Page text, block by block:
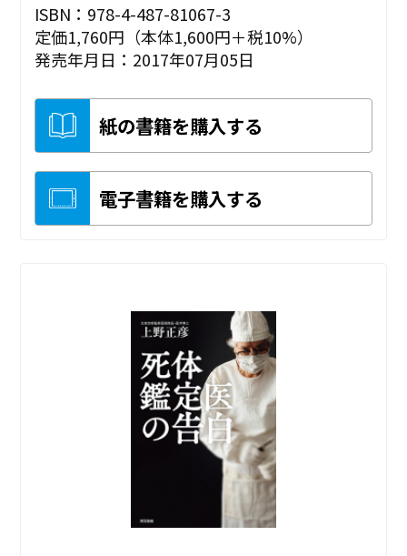
ISBN：978-4-487-81067-3
定価1,760円（本体1,600円＋税10%）
発売年月日：2017年07月05日
紙の書籍を購入する
電子書籍を購入する